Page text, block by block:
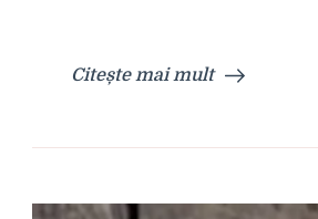
Citește mai mult